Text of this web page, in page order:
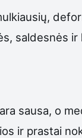
saldesnės
sausa, o
ir prastai